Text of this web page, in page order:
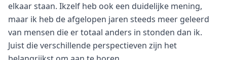
elkaar staan. Ikzelf heb ook een duidelijke mening,
maar ik heb de afgelopen jaren steeds meer geleerd
van mensen die er totaal anders in stonden dan ik.
Juist die verschillende perspectieven zijn het